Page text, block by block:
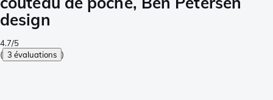
design
4.7/5
( 3 évaluations )